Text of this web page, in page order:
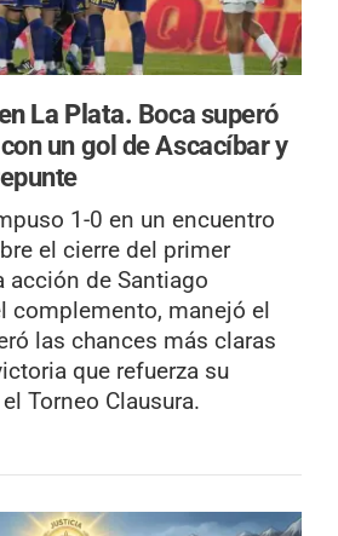
La Plata. Boca superó
un gol de Ascacíbar y
1-0 en un encuentro
el cierre del primer
acción de Santiago
complemento, manejó el
las chances más claras
que refuerza su
Torneo Clausura.